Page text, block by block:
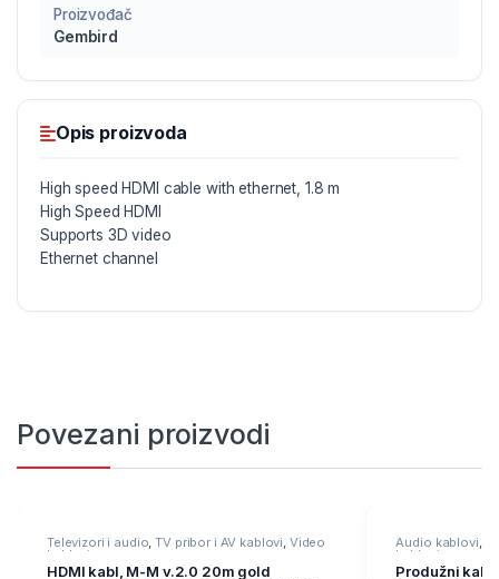
Proizvođač
Gembird
Opis proizvoda
High speed HDMI cable with ethernet, 1.8 m
High Speed HDMI
Supports 3D video
Ethernet channel
Povezani proizvodi
Televizori i audio,TV pribor i AV kablovi, Video
kablovi
HDMI kabl, M-M v.2.0 20m gold
Audio kablovi,
kablovi
Produžni kabl